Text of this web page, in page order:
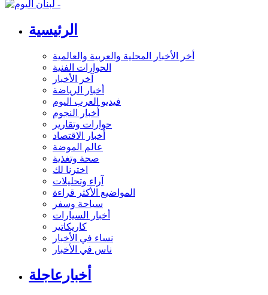
الرئيسية
أخر الأخبار المحلية والعربية والعالمية
الحوارات الفنية
آخر الأخبار
أخبار الرياضة
فيديو العرب اليوم
أخبار النجوم
حوارات وتقارير
أخبار الاقتصاد
عالم الموضة
صحة وتغذية
اخترنا لك
آراء وتحليلات
المواضيع الأكثر قراءة
سياحة وسفر
أخبار السيارات
كاريكاتير
نساء في الأخبار
ناس في الأخبار
أخبارعاجلة